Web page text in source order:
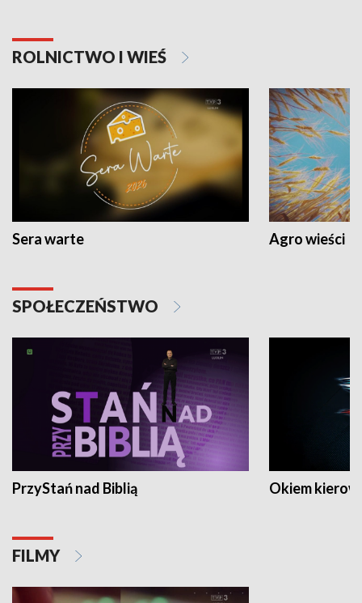
ROLNICTWO I WIEŚ
Sera warte Agro wieści
SPOŁECZEŃSTWO
PrzyStań nad Biblią Okiem
FILMY